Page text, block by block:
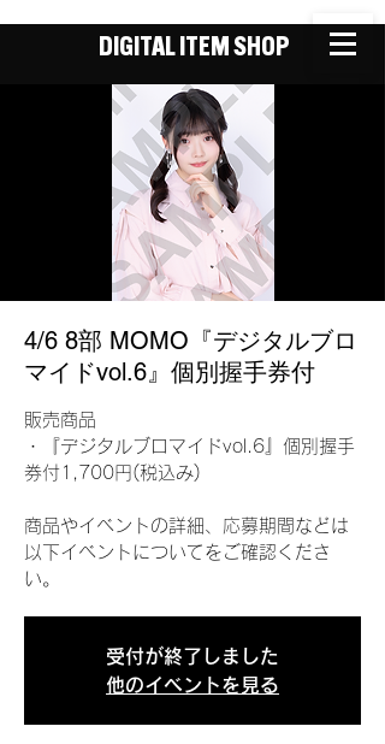
DIGITAL ITEM SHOP
4/6 8部 MOMO『デジタルブロ
マイドvol.6』個別握手券付
販売商品
・『デジタルブロマイドvol.6』個別握手
券付1,700円(税込み)
商品やイベントの詳細、応募期間などは
以下イベントについてをご確認くださ
い。
受付が終了しました
他のイベントを見る